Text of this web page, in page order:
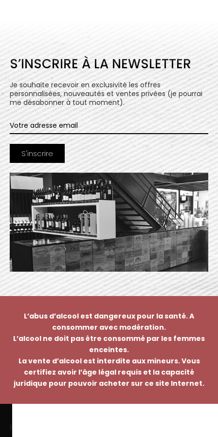
S’INSCRIRE À LA NEWSLETTER
Je souhaite recevoir en exclusivité les offres
personnalisées, nouveautés et ventes privées (je pourrai
me désabonner à tout moment).
L’abus d’alcool est dangereux pour la santé. A
consommer avec modération.
L’alcool ne doit pas être consommé par les femmes
enceintes.
La vente d’alcool est interdite aux mineurs. Vous
certifiez avoir l’âge légal requis et la capacité
juridique pour pouvoir acheter sur ce site Internet.
EMMANUEL NASTI